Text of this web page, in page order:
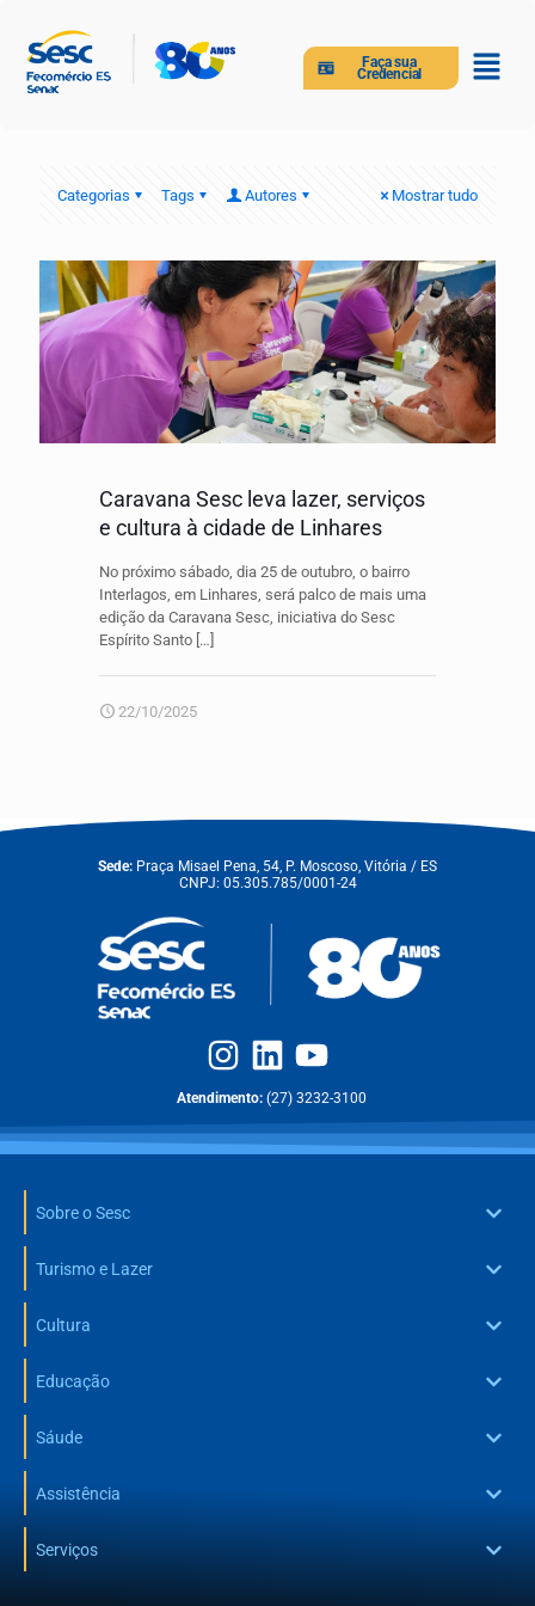
Faça sua
Credencial
Categorias Tags Autores Mostrar tudo
Caravana Sesc leva lazer, serviços
e cultura à cidade de Linhares
No próximo sábado, dia 25 de outubro, o bairro
Interlagos, em Linhares, será palco de mais uma
edição da Caravana Sesc, iniciativa do Sesc
Espírito Santo […]
22/10/2025
Sede: Praça Misael Pena, 54, P. Moscoso, Vitória / ES
CNPJ: 05.305.785/0001-24
Atendimento: (27) 3232-3100
Sobre o Sesc
Turismo e Lazer
Cultura
Educação
Sáude
Assistência
Serviços